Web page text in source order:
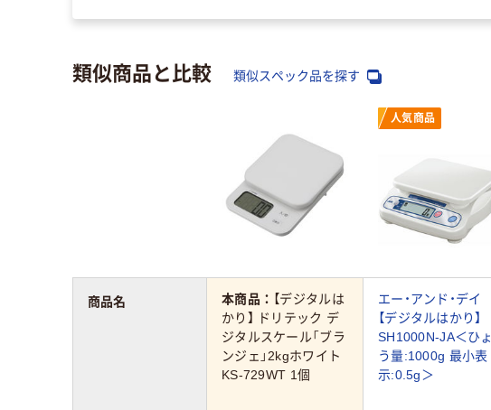
類似商品と比較 類似スペック品を探す
人気商品
本商品： 【デジタルは
かり】 ドリテック デ
ジタルスケール「ブラ
ンジェ」2kgホワイト
KS-729WT 1個
エー・アンド・デイ
【デジタルはかり】
SH1000N-JA＜ひょ
う量:1000g 最小表
示:0.5g＞
商品名